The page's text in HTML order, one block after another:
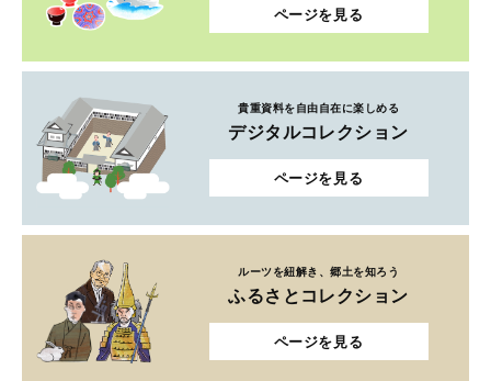
ページを見る
貴重資料を自由自在に楽しめる
デジタルコレクション
ページを見る
ルーツを紐解き、郷土を知ろう
ふるさとコレクション
ページを見る